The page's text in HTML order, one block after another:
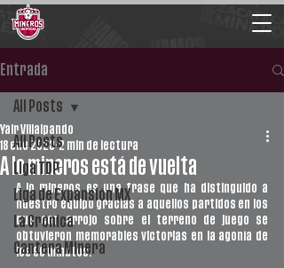
Entrada
All Posts
Liga TDP
Liga de Expansión MX
La Crónica
Cantera Minera
All Posts
A lo mineros está de vuelta
Yair Villalpando
18 ene 2023 2 min de lectura
A lo mineros es una frase que ha distinguido a
nuestro equipo gracias a aquellos partidos en los
que con arrojo sobre el terreno de juego se
obtuvieron memorables victorias en la agonía de
los 90 minutos.